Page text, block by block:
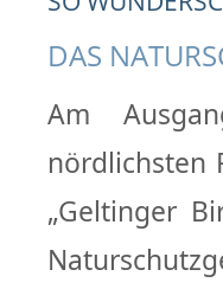
DAS
Am
nördlichsten
„Geltinger